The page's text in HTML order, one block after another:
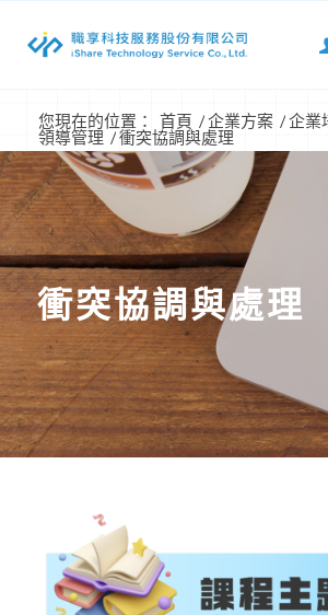
您現在的位置： 首頁 /企業方案 /企業
領導管理 /衝突協調與處理
衝突協調與處理